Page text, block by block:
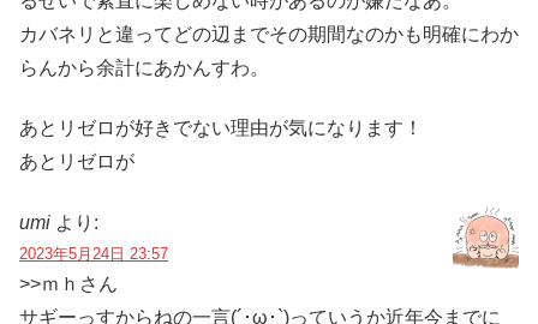
カバネリと違ってどの辺までその期間なのかも明確にわか
らんから余計にあかんすわ。
あとリゼロが好きでない理由が気になります！
あとリゼロが
umi より:
2023年5月24日 23:57
>>ｍｈさん
サギーっすからねの一言(´･ω･`)っていうか近年今までに